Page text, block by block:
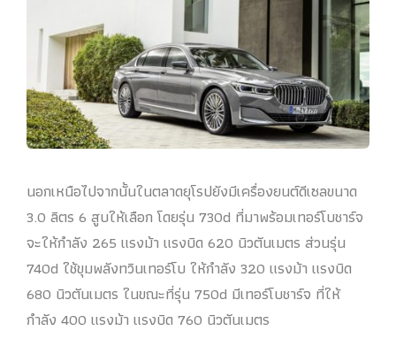
นอกเหนือไปจากนั้นในตลาดยุโรปยังมีเครื่องยนต์ดีเซลขนาด
3.0 ลิตร 6 สูบให้เลือก โดยรุ่น 730d ที่มาพร้อมเทอร์โบชาร์จ
จะให้กำลัง 265 แรงม้า แรงบิด 620 นิวตันเมตร ส่วนรุ่น
740d ใช้ขุมพลังทวินเทอร์โบ ให้กำลัง 320 แรงม้า แรงบิด
680 นิวตันเมตร ในขณะที่รุ่น 750d มีเทอร์โบชาร์จ ที่ให้
กำลัง 400 แรงม้า แรงบิด 760 นิวตันเมตร